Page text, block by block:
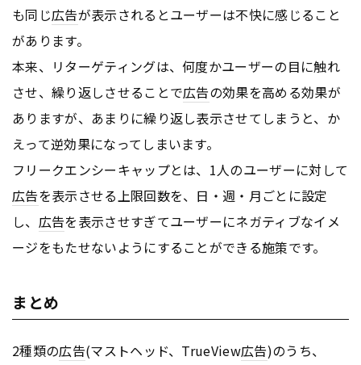
も同じ広告が表示されるとユーザーは不快に感じること
があります。
本来、リターゲティングは、何度かユーザーの目に触れ
させ、繰り返しさせることで広告の効果を高める効果が
ありますが、あまりに繰り返し表示させてしまうと、か
えって逆効果になってしまいます。
フリークエンシーキャップとは、1人のユーザーに対して
広告を表示させる上限回数を、日・週・月ごとに設定
し、 広告を表示させすぎてユーザーにネガティブなイメ
ージをもたせないようにすることができる施策です。
まとめ
2種類の広告(マストヘッド、TrueView広告)のうち、